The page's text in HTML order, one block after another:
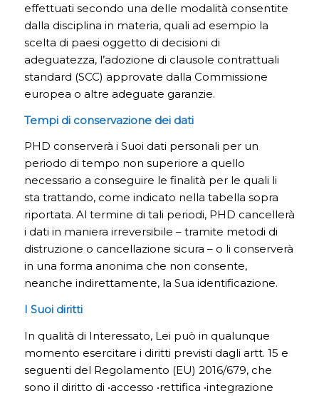
effettuati secondo una delle modalità consentite
dalla disciplina in materia, quali ad esempio la
scelta di paesi oggetto di decisioni di
adeguatezza, l’adozione di clausole contrattuali
standard (SCC) approvate dalla Commissione
europea o altre adeguate garanzie.
Tempi di conservazione dei dati
PHD conserverà i Suoi dati personali per un
periodo di tempo non superiore a quello
necessario a conseguire le finalità per le quali li
sta trattando, come indicato nella tabella sopra
riportata. Al termine di tali periodi, PHD cancellerà
i dati in maniera irreversibile – tramite metodi di
distruzione o cancellazione sicura – o li conserverà
in una forma anonima che non consente,
neanche indirettamente, la Sua identificazione.
I Suoi diritti
In qualità di Interessato, Lei può in qualunque
momento esercitare i diritti previsti dagli artt. 15 e
seguenti del Regolamento (EU) 2016/679, che
sono il diritto di •accesso •rettifica •integrazione